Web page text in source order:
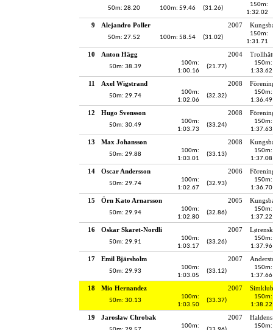
50m: 28.20 100m: 59.46 (31.26)
150m:
1:32.02
9 Alejandro Poller 2007
50m: 27.52 100m: 58.54 (31.02)
150m:
1:31.71
10 Anton Hägg 2004
50m: 38.39
100m:
1:00.16
(21.77)
150m:
1:33.62
11 Axel Wigstrand 2008
50m: 29.74
100m:
1:02.06
(32.32)
150m:
1:36.49
12 Hugo Svensson 2008
50m: 30.49
100m:
1:03.73
(33.24)
150m:
1:37.63
13 Max Johansson 2008
50m: 29.88
100m:
1:03.01
(33.13)
150m:
1:37.08
14 Oscar Andersson 2006
50m: 29.74
100m:
1:02.67
(32.93)
150m:
1:36.70
15 Örn Kato Arnarsson 2005
50m: 29.94
100m:
1:02.80
(32.86)
150m:
1:37.22
16 Oskar Skaret-Nordli 2007
50m: 29.91
100m:
1:03.17
(33.26)
150m:
1:37.96
17 Emil Bjärsholm 2007
50m: 29.93
100m:
1:03.05
(33.12)
150m:
1:37.66
18 Mio Hernandez 2007
50m: 30.13
100m:
1:03.50
(33.37)
150m:
1:38.22
19 Jaroslaw Chrobak 2007
100m:
150m: